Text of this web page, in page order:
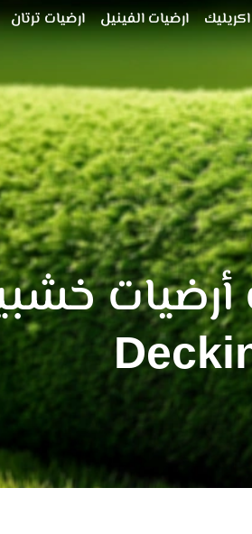
ارضيات الفينيل ارضيات ترتان